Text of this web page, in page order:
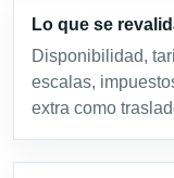
Lo que se
Disponibilidad,
escalas,
extra como